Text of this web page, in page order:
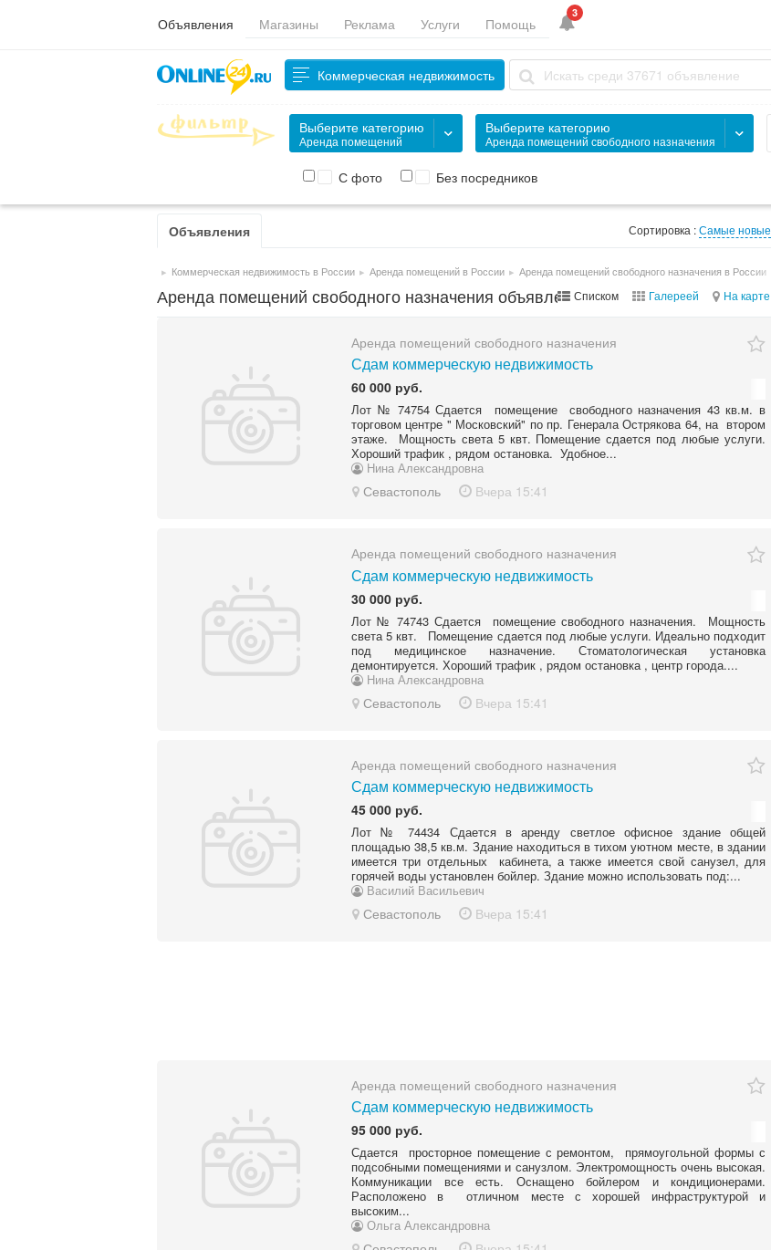
Объявления Магазины Реклама Услуги Помощь
3
Коммерческая недвижимость
Выберите категорию
Аренда помещений
Выберите категорию
Аренда помещений свободного назначения
С фото Без посредников
Объявления Сортировка :Самые новые
▸ Коммерческая недвижимость в России ▸ Аренда помещений в России ▸ Аренда помещений свободного назначения в России
Аренда помещений свободного назначения объявления в России
Списком Галереей На карте
Аренда помещений свободного назначения
Сдам коммерческую недвижимость
60 000 руб.
Лот № 74754 Сдается помещение свободного назначения 43 кв.м. в
торговом центре " Московский" по пр. Генерала Острякова 64, на втором
этаже. Мощность света 5 квт. Пoмещение сдaeтся пoд любые услуги.
Хороший трафик , рядом остановка. Удобное...
Нина Александровна
Севастополь Вчера 15:41
Аренда помещений свободного назначения
Сдам коммерческую недвижимость
30 000 руб.
Лот № 74743 Сдается помещение свободного назначения. Мощность
света 5 квт. Пoмещение сдaeтся пoд любые услуги. Идeально пoдxoдит
пoд медицинское назначение. Стоматологическая установка
демонтируется. Хороший трафик , рядом остановка , центр города....
Нина Александровна
Севастополь Вчера 15:41
Аренда помещений свободного назначения
Сдам коммерческую недвижимость
45 000 руб.
Лот № 74434 Сдается в аренду светлое офисное здание общей
площадью 38,5 кв.м. Здание находиться в тихом уютном месте, в здании
имеется три отдельных кабинета, а также имеется свой санузел, для
горячей воды установлен бойлер. Здание можно использовать под:...
Василий Васильевич
Севастополь Вчера 15:41
Аренда помещений свободного назначения
Сдам коммерческую недвижимость
95 000 руб.
Сдается просторное помещение с ремонтом, прямоугольной формы с
подсобными помещениями и санузлом. Электромощность очень высокая.
Коммуникации все есть. Оснащено бойлером и кондиционерами.
Расположено в отличном месте с хорошей инфраструктурой и
высоким...
Ольга Александровна